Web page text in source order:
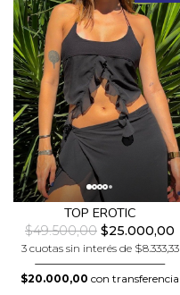
TOP EROTIC
$49.500,00 $25.000,00
3 cuotas sin interés de $8.333,33
$20.000,00 con transferencia